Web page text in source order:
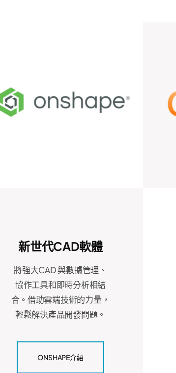
新世代CAD軟體
將強大CAD 與數據管理、
協作工具和即時分析相結
合。借助雲端技術的力量，
輕鬆解決產品開發問題。
ONSHAPE介紹